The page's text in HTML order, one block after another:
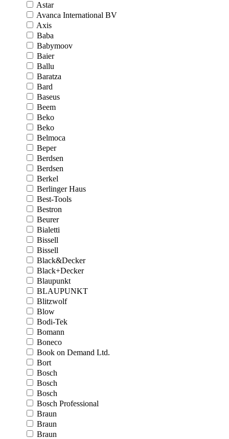
Astar
Avanca International BV
Axis
Baba
Babymoov
Baier
Ballu
Baratza
Bard
Baseus
Beem
Beko
Beko
Belmoca
Beper
Berdsen
Berdsen
Berkel
Berlinger Haus
Best-Tools
Bestron
Beurer
Bialetti
Bissell
Bissell
Black&Decker
Black+Decker
Blaupunkt
BLAUPUNKT
Blitzwolf
Blow
Bodi-Tek
Bomann
Boneco
Book on Demand Ltd.
Bort
Bosch
Bosch
Bosch
Bosch Professional
Braun
Braun
Braun